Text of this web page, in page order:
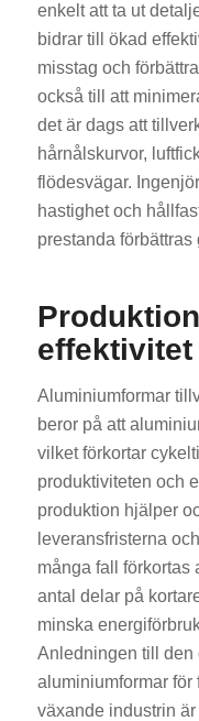
enkelt att ta ut
bidrar till ökad
misstag och
också till att
det är dags att
hårnålskurvor,
flödesvägar.
hastighet och
prestanda
effektivitet
Aluminiumformar
beror på att
vilket förkortar
produktiviteten och
produktion hjälper
leveransfristerna
många fall förkortas
antal delar på
minska
Anledningen till den
aluminiumformar för
växande industrin är